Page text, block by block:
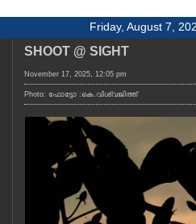
NOTIFIED NEWS
KERALA
Friday, August 7,
SHOOT @ SIGHT
November 17, 2025, 12:05 pm
Photo: ഫോട്ടോ :കെ.വിശ്വജിത്ത്